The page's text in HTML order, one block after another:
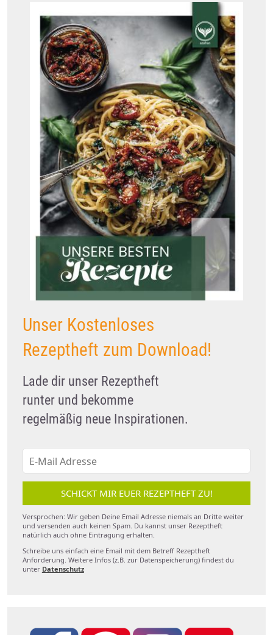
Unser Kostenloses
Rezeptheft zum Download!
Lade dir unser Rezeptheft
runter und bekomme
regelmäßig neue Inspirationen.
SCHICKT MIR EUER REZEPTHEFT ZU!
Versprochen: Wir geben Deine Email Adresse niemals an Dritte weiter
und versenden auch keinen Spam. Du kannst unser Rezeptheft
natürlich auch ohne Eintragung erhalten.
Schreibe uns einfach eine Email mit dem Betreff Rezeptheft
Anforderung. Weitere Infos (z.B. zur Datenspeicherung) findest du
unter Datenschutz